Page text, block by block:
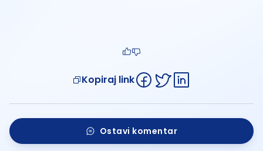
Kopiraj link
Ostavi komentar